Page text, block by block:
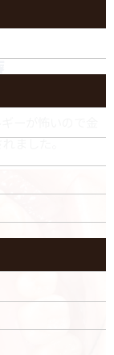
ーが怖いので金
ました。